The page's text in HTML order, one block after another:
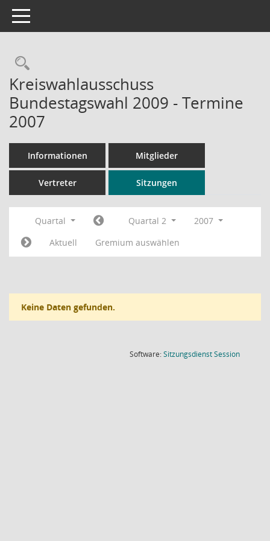
Toggle navigation
Rechercheauswahl
Kreiswahlausschuss
Bundestagswahl 2009 - Termine
2007
Informationen Mitglieder
Vertreter Sitzungen
Quartal Quartal 2
2007
Aktuell
Gremium auswählen
Keine Daten gefunden.
Software:SitzungsdienstSession(Wird in